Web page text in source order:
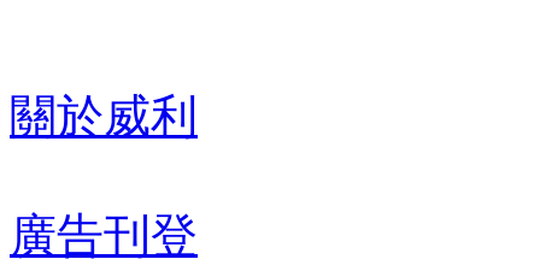
關於威利
廣告刊登